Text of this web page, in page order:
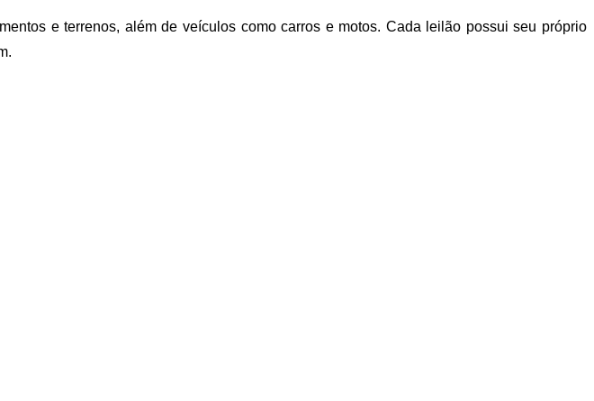
e terrenos, além de veículos como carros e motos. Cada leilão possui seu próprio